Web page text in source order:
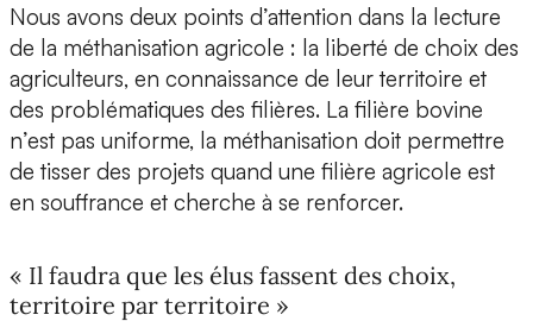
Nous avons deux points d’attention dans la lecture
de la méthanisation agricole : la liberté de choix des
agriculteurs, en connaissance de leur territoire et
des problématiques des filières. La filière bovine
n’est pas uniforme, la méthanisation doit permettre
de tisser des projets quand une filière agricole est
en souffrance et cherche à se renforcer.
« Il faudra que les élus fassent des choix,
territoire par territoire »